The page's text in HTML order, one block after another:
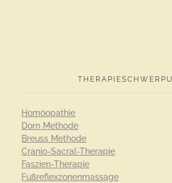
Homöopathie
Dorn Methode
Breuss Methode
Cranio-Sacral-Therapie
Faszien-Therapie
Fußreflexzonenmassage